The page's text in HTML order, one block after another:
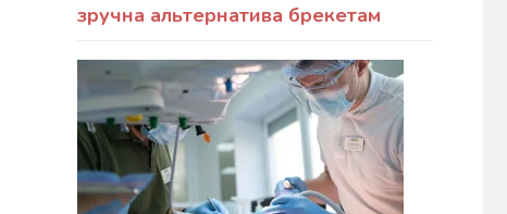
зручна альтернатива брекетам